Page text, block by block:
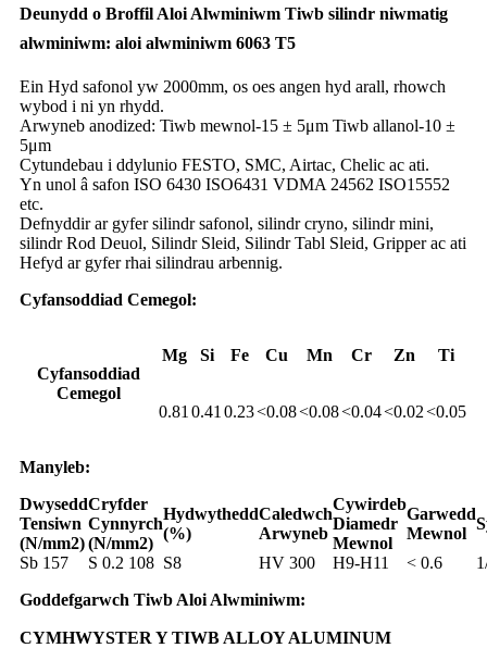
Deunydd o Broffil Aloi Alwminiwm Tiwb silindr niwmatig
alwminiwm: aloi alwminiwm 6063 T5
Ein Hyd safonol yw 2000mm, os oes angen hyd arall, rhowch
wybod i ni yn rhydd.
Arwyneb anodized: Tiwb mewnol-15 ± 5μm Tiwb allanol-10 ±
5μm
Cytundebau i ddylunio FESTO, SMC, Airtac, Chelic ac ati.
Yn unol â safon ISO 6430 ISO6431 VDMA 24562 ISO15552
etc.
Defnyddir ar gyfer silindr safonol, silindr cryno, silindr mini,
silindr Rod Deuol, Silindr Sleid, Silindr Tabl Sleid, Gripper ac ati
Hefyd ar gyfer rhai silindrau arbennig.
Cyfansoddiad Cemegol:
Cyfansoddiad
Cemegol
Mg Si Fe Cu Mn Cr Zn Ti
0.81 0.41 0.23<0.08<0.08<0.04<0.02<0.05
Manyleb:
Dwysedd
Tensiwn
(N/mm2)
Cryfder
Cynnyrch
(N/mm2)
Hydwythedd
(%)
Caledwch
Arwyneb
Cywirdeb
Diamedr
Mewnol
Garwedd
Mewnol
Sb 157 S 0.2 108 S8 HV 300 H9-H11 < 0.6
Goddefgarwch Tiwb Aloi Alwminiwm:
CYMHWYSTER Y TIWB ALLOY ALUMINUM